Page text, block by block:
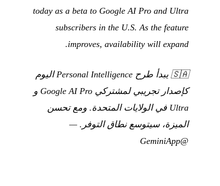
today as a beta to Google AI Pro and Ultra
subscribers in the U.S. As the feature
improves, availability will expand.
🇸🇦
يبدأ طرح Personal Intelligence اليوم
كإصدار تجريبي لمشتركي Google AI Pro و
Ultra في الولايات المتحدة. ومع تحسن
الميزة، سيتوسع نطاق التوفر. —
@GeminiApp